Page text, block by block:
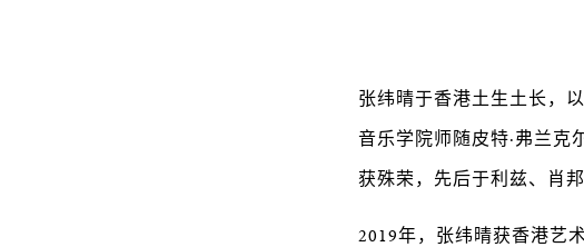
张纬晴于香港土生土长，
音乐学院师随皮特·弗兰克
获殊荣，先后于利兹、肖
2019年，张纬晴获香港艺